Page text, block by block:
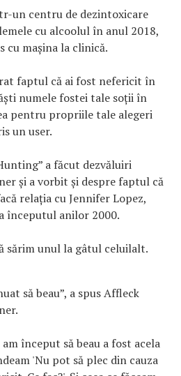
un centru de dezintoxicare
cu alcoolul în anul 2018,
cu mașina la clinică.
faptul că ai fost nefericit în
numele fostei tale soții în
pentru propriile tale alegeri
un user.
a făcut dezvăluiri
și a vorbit și despre faptul că
relația cu Jennifer Lopez,
începutul anilor 2000.
sărim unul la gâtul celuilalt.
să beau”, a spus Affleck
început să beau a fost acela
'Nu pot să plec din cauza